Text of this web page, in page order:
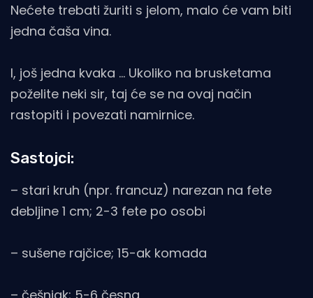
Nećete trebati žuriti s jelom, malo će vam biti
jedna čaša vina.
I, još jedna kvaka … Ukoliko na brusketama
poželite neki sir, taj će se na ovaj način
rastopiti i povezati namirnice.
Sastojci:
– stari kruh (npr. francuz) narezan na fete
debljine 1 cm; 2-3 fete po osobi
– sušene rajčice; 15-ak komada